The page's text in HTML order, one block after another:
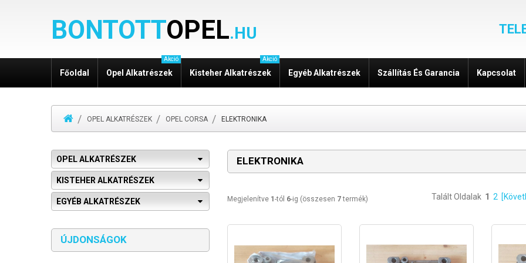
BONTOTTOPEL.HU
Főoldal Opel Alkatrészek
Akció
Kisteher Alkatrészek
Akció
Egyéb Alkatrészek Szállítás És Garancia Kapcsolat
OPEL ALKATRÉSZEK OPEL CORSA ELEKTRONIKA
ELEKTRONIKA
Megjelenítve 1 -tól 6-ig (összesen 7termék) Talált Oldalak 1 2
OPEL ALKATRÉSZEK
KISTEHER ALKATRÉSZEK
EGYÉB ALKATRÉSZEK
ÚJDONSÁGOK